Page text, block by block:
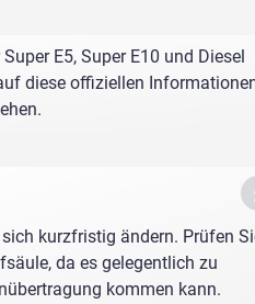
E5, Super E10 und Diesel
diese offiziellen
kurzfristig ändern. Prüfen
da es gelegentlich zu
kommen kann.